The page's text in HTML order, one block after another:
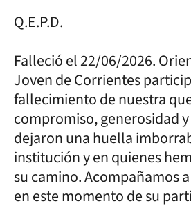
Q.E.P.D.
Falleció el 22/06/2026.
Joven de Corrientes
fallecimiento de nuestra
compromiso, generosidad
dejaron una huella
institución y en quienes
su camino. Acompañamos
en este momento de su